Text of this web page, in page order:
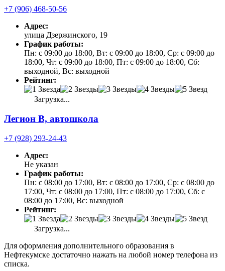
+7 (906) 468-50-56
Адрес:
улица Дзержинского, 19
График работы:
Пн: с 09:00 до 18:00, Вт: с 09:00 до 18:00, Ср: с 09:00 до
18:00, Чт: с 09:00 до 18:00, Пт: с 09:00 до 18:00, Сб:
выходной, Вс: выходной
Рейтинг:
Загрузка...
Легион В, автошкола
+7 (928) 293-24-43
Адрес:
Не указан
График работы:
Пн: с 08:00 до 17:00, Вт: с 08:00 до 17:00, Ср: с 08:00 до
17:00, Чт: с 08:00 до 17:00, Пт: с 08:00 до 17:00, Сб: с
08:00 до 17:00, Вс: выходной
Рейтинг:
Загрузка...
Для оформления дополнительного образования в
Нефтекумске достаточно нажать на любой номер телефона из
списка.